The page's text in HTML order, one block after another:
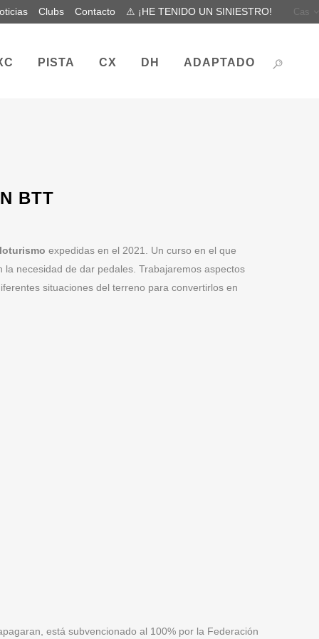
Clubs Contacto ⚠ ¡HE TENIDO UN SINIESTRO! Cas
PISTA CX DH ADAPTADO
BTT
expedidas en el 2021. Un curso en el que
necesidad de dar pedales. Trabajaremos aspectos
situaciones del terreno para convertirlos en
está subvencionado al 100% por la Federación